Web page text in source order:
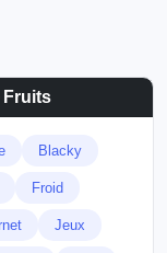
Fruits
Blacky
Froid
Jeux